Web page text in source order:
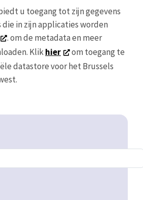
u toegang tot zijn gegevens
in zijn applicaties worden
. om de metadata en meer
Klikhier
om toegang te
datastore voor het Brussels